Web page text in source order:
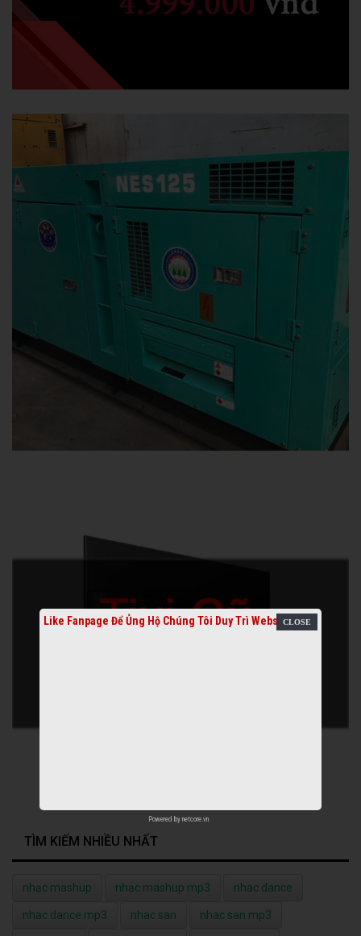
TÌM KIẾM NHIỀU NHẤT
nhạc mashup nhạc mashup mp3 nhac dance
nhac dance mp3 nhac san nhac san mp3
Like Fanpage Để Ủng Hộ Chúng Tôi Duy Trì Website
Powered by netcore.vn